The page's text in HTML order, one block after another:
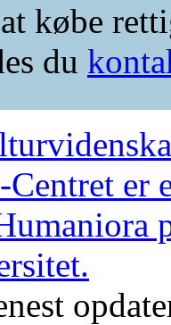
købe
du